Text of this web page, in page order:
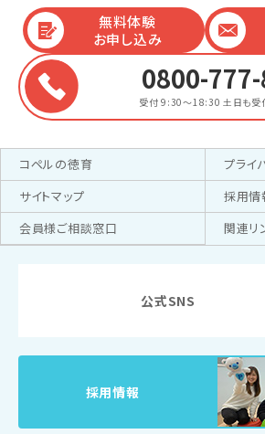
無料体験
お申し込み
0800-
受付 9:30～18:30 土日も受
コペルの徳育
プライ
サイトマップ
採用情
会員様ご相談窓口
関連リ
公式SNS
採用情報